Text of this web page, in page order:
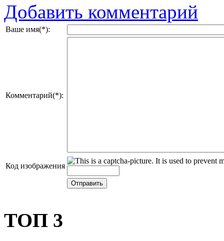
Добавить комментарий
Ваше имя(*):
Комментарий(*):
Код изображения
ТОП 3